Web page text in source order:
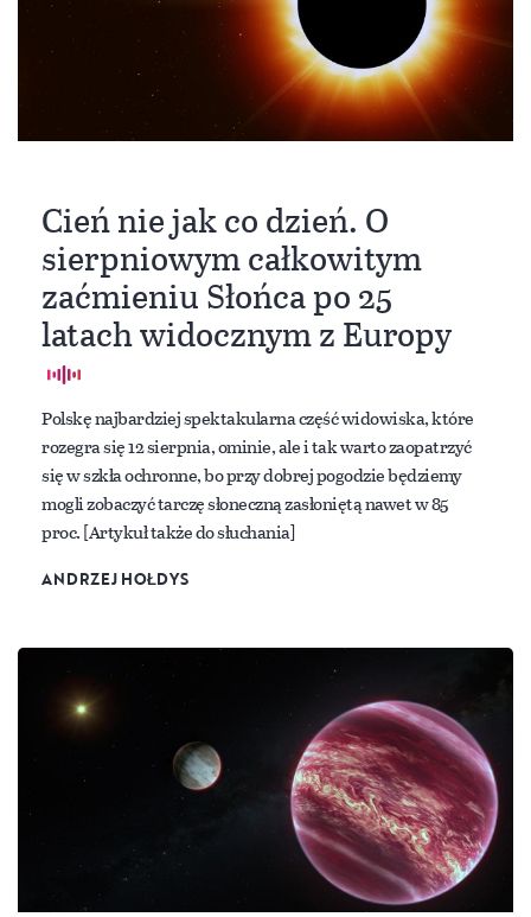
Cień nie jak co dzień. O
sierpniowym całkowitym
zaćmieniu Słońca po 25
latach widocznym z Europy
Polskę najbardziej spektakularna część widowiska, które
rozegra się 12 sierpnia, ominie, ale i tak warto zaopatrzyć
się w szkła ochronne, bo przy dobrej pogodzie będziemy
mogli zobaczyć tarczę słoneczną zasłoniętą nawet w 85
proc. [Artykuł także do słuchania]
ANDRZEJ HOŁDYS